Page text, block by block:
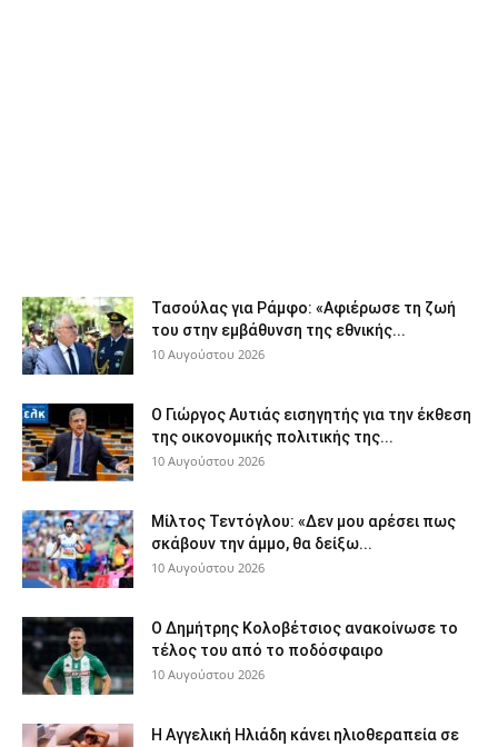
Τασούλας για Ράμφο: «Αφιέρωσε τη ζωή
του στην εμβάθυνση της εθνικής...
10 Αυγούστου 2026
Ο Γιώργος Αυτιάς εισηγητής για την έκθεση
της οικονομικής πολιτικής της...
10 Αυγούστου 2026
Μίλτος Τεντόγλου: «Δεν μου αρέσει πως
σκάβουν την άμμο, θα δείξω...
10 Αυγούστου 2026
Ο Δημήτρης Κολοβέτσιος ανακοίνωσε το
τέλος του από το ποδόσφαιρο
10 Αυγούστου 2026
H Αγγελική Ηλιάδη κάνει ηλιοθεραπεία σε